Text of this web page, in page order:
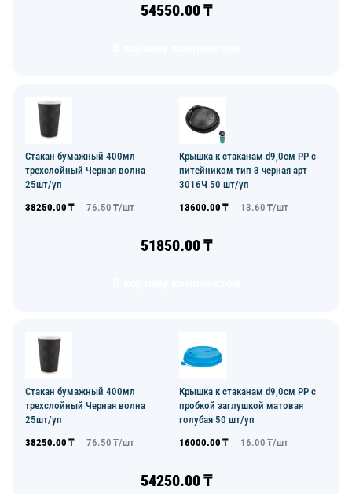
54550.00₸
Стакан бумажный 400мл
трехслойный Черная волна
25шт/уп
38250.00 ₸ 76.50 ₸/шт
Крышка к стаканам d9,0см PP с
питейником тип 3 черная арт
3016Ч 50 шт/уп
13600.00 ₸ 13.60 ₸/шт
51850.00₸
Стакан бумажный 400мл
трехслойный Черная волна
25шт/уп
38250.00 ₸ 76.50 ₸/шт
Крышка к стаканам d9,0см PP с
пробкой заглушкой матовая
голубая 50 шт/уп
16000.00 ₸ 16.00 ₸/шт
54250.00₸